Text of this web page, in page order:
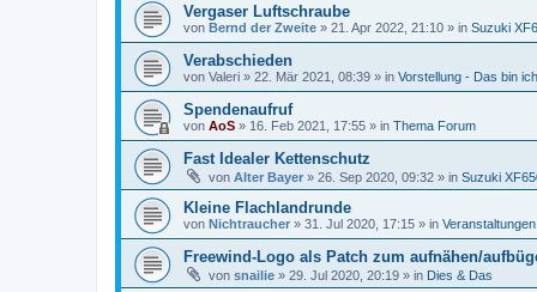
Vergaser Luftschraube
von Bernd der Zweite » 21. Apr 2022, 21:10 » in Suzuki
Verabschieden
von Valeri » 22. Mär 2021, 08:39 » in Vorstellung - Das bin ich
Spendenaufruf
von AoS » 16. Feb 2021, 17:55 » in Thema Forum
Fast Idealer Kettenschutz
von Alter Bayer » 26. Sep 2020, 09:32 » in Suzuki
Kleine Flachlandrunde
von Nichtraucher » 31. Jul 2020, 17:15 » in
Freewind-Logo als Patch zum aufnähen/
von snailie » 29. Jul 2020, 20:19 » in Dies & Das